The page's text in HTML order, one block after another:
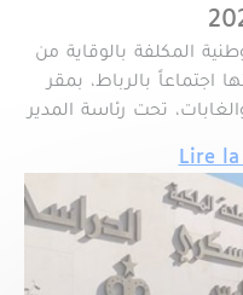
المكلفة بالوقاية من
اجتماعاً بالرباط، بمقر
Lire